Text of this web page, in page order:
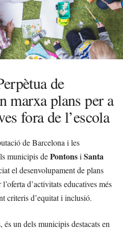
de
marxa plans per a
fora de l’escola
de Barcelona i les
municipis dePontonsi Santa
el desenvolupament de plans
d’activitats educatives més
criteris d’equitat i inclusió.
és un dels municipis destacats en